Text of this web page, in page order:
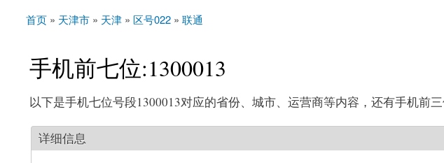
你在这里
首页 » 天津市 » 天津 » 区号022 » 联通
手机前七位:1300013
以下是手机七位号段1300013对应的省份、城市、运营商等内容，还有手机前
详细信息